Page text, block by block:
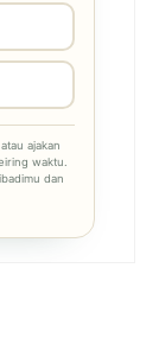
ajakan
waktu.
dan